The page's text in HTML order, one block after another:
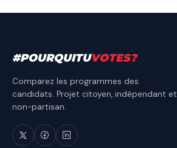
#POURQUITUVOTES?
Comparez les programmes des
candidats. Projet citoyen, indépendant et
non-partisan.